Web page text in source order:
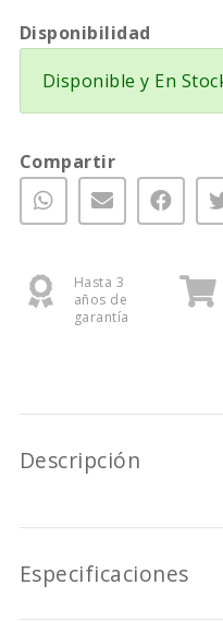
Disponibilidad
Disponible y En
Compartir
Hasta 3
años de
garantía
Descripción
Especificaciones